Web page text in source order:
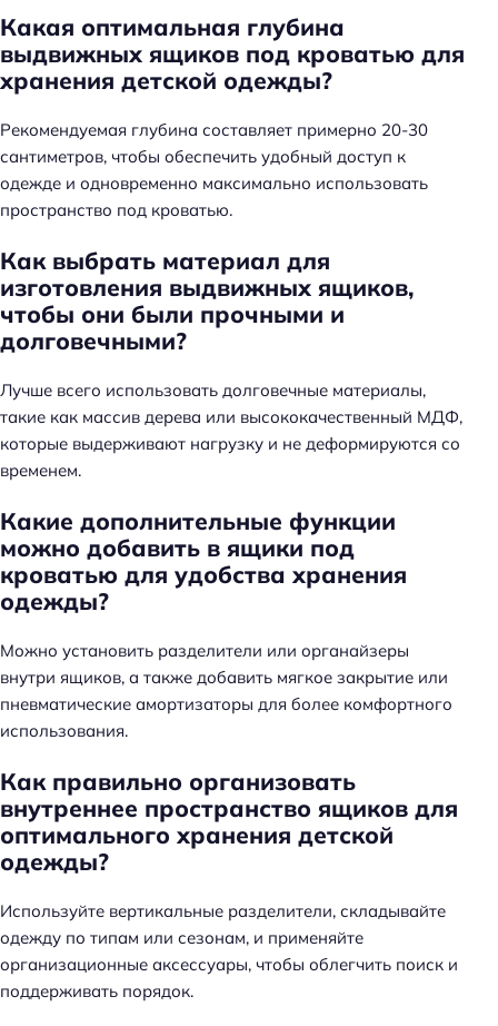
Какая оптимальная глубина
выдвижных ящиков под кроватью для
хранения детской одежды?
Рекомендуемая глубина составляет примерно 20-30
сантиметров, чтобы обеспечить удобный доступ к
одежде и одновременно максимально использовать
пространство под кроватью.
Как выбрать материал для
изготовления выдвижных ящиков,
чтобы они были прочными и
долговечными?
Лучше всего использовать долговечные материалы,
такие как массив дерева или высококачественный МДФ,
которые выдерживают нагрузку и не деформируются со
временем.
Какие дополнительные функции
можно добавить в ящики под
кроватью для удобства хранения
одежды?
Можно установить разделители или органайзеры
внутри ящиков, а также добавить мягкое закрытие или
пневматические амортизаторы для более комфортного
использования.
Как правильно организовать
внутреннее пространство ящиков для
оптимального хранения детской
одежды?
Используйте вертикальные разделители, складывайте
одежду по типам или сезонам, и применяйте
организационные аксессуары, чтобы облегчить поиск и
поддерживать порядок.
а
й
т
и